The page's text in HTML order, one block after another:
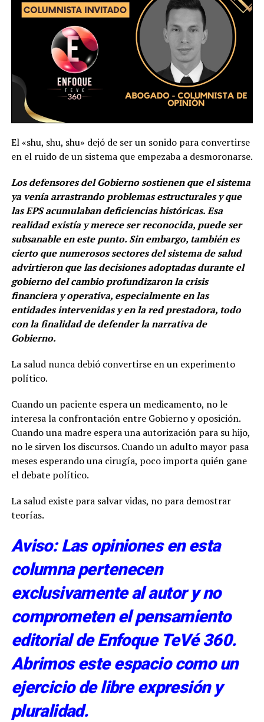
El «shu, shu, shu» dejó de ser un sonido para convertirse
en el ruido de un sistema que empezaba a desmoronarse.
Los defensores del Gobierno sostienen que el sistema
ya venía arrastrando problemas estructurales y que
las EPS acumulaban deficiencias históricas. Esa
realidad existía y merece ser reconocida, puede ser
subsanable en este punto. Sin embargo, también es
cierto que numerosos sectores del sistema de salud
advirtieron que las decisiones adoptadas durante el
gobierno del cambio profundizaron la crisis
financiera y operativa, especialmente en las
entidades intervenidas y en la red prestadora, todo
con la finalidad de defender la narrativa de
Gobierno.
La salud nunca debió convertirse en un experimento
político.
Cuando un paciente espera un medicamento, no le
interesa la confrontación entre Gobierno y oposición.
Cuando una madre espera una autorización para su hijo,
no le sirven los discursos. Cuando un adulto mayor pasa
meses esperando una cirugía, poco importa quién gane
el debate político.
La salud existe para salvar vidas, no para demostrar
teorías.
Aviso: Las opiniones en esta
columna pertenecen
exclusivamente al autor y no
comprometen el pensamiento
editorial de Enfoque TeVé 360.
Abrimos este espacio como un
ejercicio de libre expresión y
pluralidad.